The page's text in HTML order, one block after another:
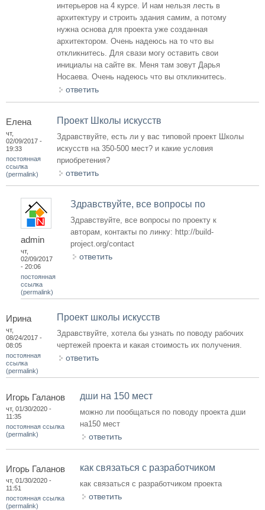
интерьеров на 4 курсе. И нам нельзя лесть в
архитектуру и строить здания самим, а потому
нужна основа для проекта уже созданная
архитектором. Очень надеюсь на то что вы
откликнитесь. Для свази могу оставить свои
инициалы на сайте вк. Меня там зовут Дарья
Носаева. Очень надеюсь что вы откликнитесь.
ответить
Елена
чт,
02/09/2017 -
19:33
постоянная
ссылка
(permalink)
Проект Школы искусств
Здравствуйте, есть ли у вас типовой проект Школы
искусств на 350-500 мест? и какие условия
приобретения?
ответить
admin
чт,
02/09/2017
- 20:06
постоянная
ссылка
(permalink)
Здравствуйте, все вопросы по
Здравствуйте, все вопросы по проекту к
авторам, контакты по линку: http://build-
project.org/contact
ответить
Ирина
чт,
08/24/2017 -
08:05
постоянная
ссылка
(permalink)
Проект школы искусств
Здравствуйте, хотела бы узнать по поводу рабочих
чертежей проекта и какая стоимость их получения.
ответить
Игорь Галанов
чт, 01/30/2020 -
11:35
постоянная ссылка
(permalink)
дши на 150 мест
можно ли пообщаться по поводу проекта дши
на150 мест
ответить
Игорь Галанов
чт, 01/30/2020 -
11:51
постоянная ссылка
(permalink)
как связаться с разработчиком
как связаться с разработчиком проекта
ответить